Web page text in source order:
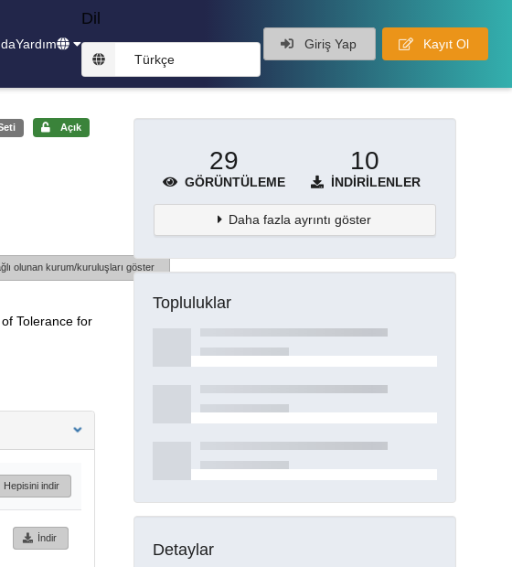
Yardım
Dil
Türkçe
Giriş Yap Kayıt Ol
Açık
olunan kurum/kuruluşları göster
Tolerance for
Hepisini indir
İndir
29
GÖRÜNTÜLEME
10
İNDIRILENLER
Daha fazla ayrıntı göster
Topluluklar
Detaylar